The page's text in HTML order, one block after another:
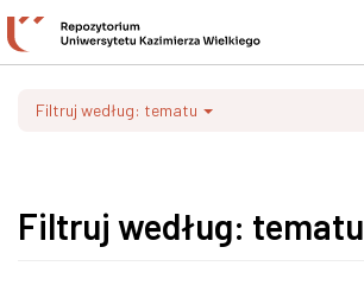
Filtruj według: tematu
Filtruj według: tematu